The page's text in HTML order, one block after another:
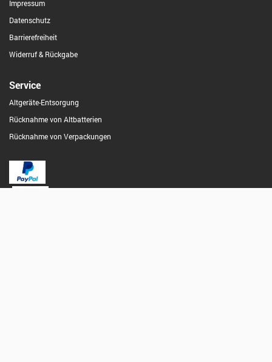
Impressum
Datenschutz
Barrierefreiheit
Widerruf & Rückgabe
Service
Altgeräte-Entsorgung
Rücknahme von Altbatterien
Rücknahme von Verpackungen